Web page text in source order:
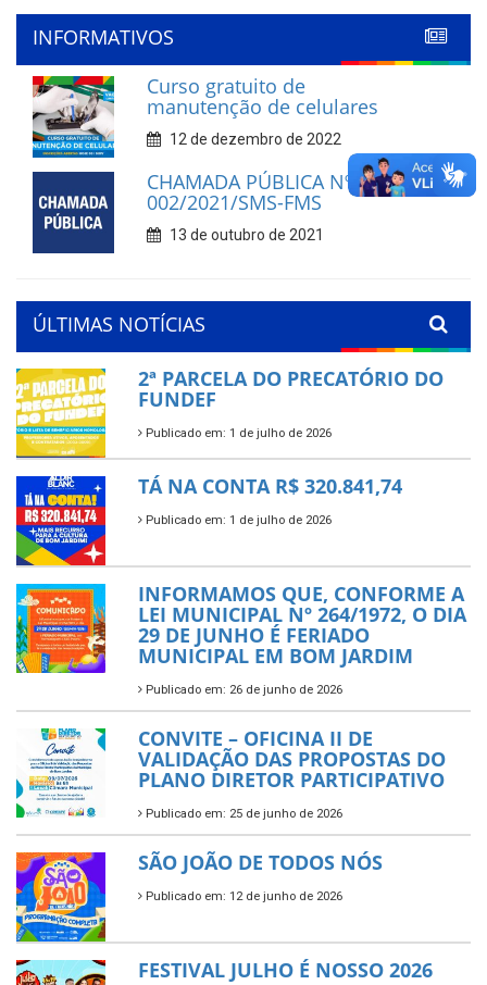
INFORMATIVOS
Curso gratuito de
manutenção de celulares
12 de dezembro de 2022
CHAMADA PÚBLICA Nº
002/2021/SMS-FMS
13 de outubro de 2021
ÚLTIMAS NOTÍCIAS
2ª PARCELA DO PRECATÓRIO DO
FUNDEF
Publicado em: 1 de julho de 2026
TÁ NA CONTA R$ 320.841,74
Publicado em: 1 de julho de 2026
INFORMAMOS QUE, CONFORME A
LEI MUNICIPAL Nº 264/1972, O DIA
29 DE JUNHO É FERIADO
MUNICIPAL EM BOM JARDIM
Publicado em: 26 de junho de 2026
CONVITE – OFICINA II DE
VALIDAÇÃO DAS PROPOSTAS DO
PLANO DIRETOR PARTICIPATIVO
Publicado em: 25 de junho de 2026
SÃO JOÃO DE TODOS NÓS
Publicado em: 12 de junho de 2026
FESTIVAL JULHO É NOSSO 2026